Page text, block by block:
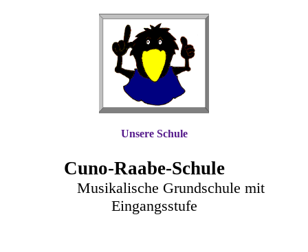
Cuno-Raabe-Schule
Musikalische Grundschule mit
Eingangsstufe
Unsere Schule